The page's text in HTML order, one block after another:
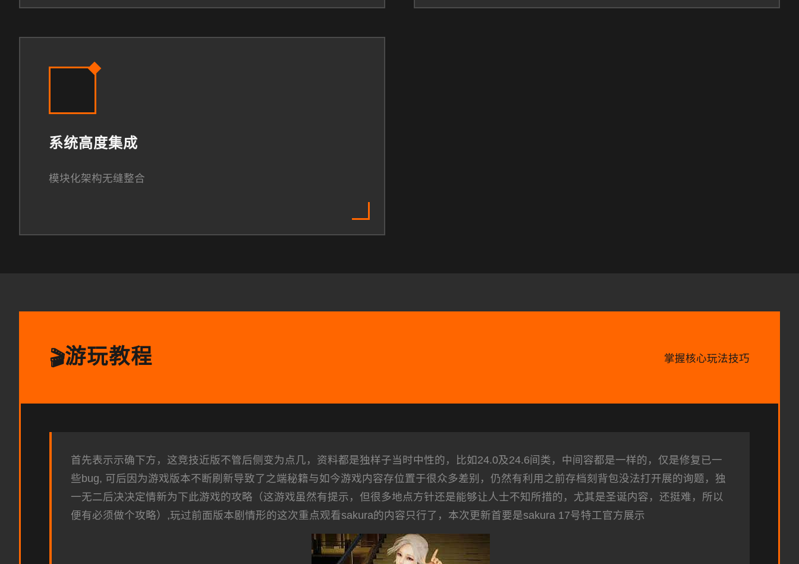
系统高度集成
模块化架构无缝整合
🎬游玩教程 掌握核心玩法技巧
首先表示示确下方，这竞技近版不管后侧变为点几，资料都是独样子当时中性的，比如24.0及24.6间类，中间容都是一样的，仅是修复已一
些bug, 可后因为游戏版本不断刷新导致了之端秘籍与如今游戏内容存位置于很众多差别，仍然有利用之前存档刻背包没法打开展的询题，独
一无二后决决定情新为下此游戏的攻略（这游戏虽然有提示，但很多地点方针还是能够让人士不知所措的，尤其是圣诞内容，还挺难，所以
便有必须做个攻略）,玩过前面版本剧情形的这次重点观看sakura的内容只行了，本次更新首要是sakura 17号特工官方展示